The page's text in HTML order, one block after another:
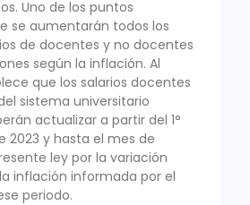
Uno de los puntos
se aumentarán todos los
de docentes y no docentes
según la inflación. Al
que los salarios docentes
sistema universitario
actualizar a partir del 1°
2023 y hasta el mes de
ley por la variación
inflación informada por el
periodo.